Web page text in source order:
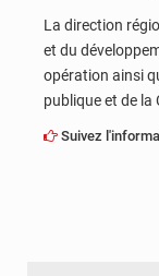
La direction
et du
opération ainsi
publique et de la
Suivez